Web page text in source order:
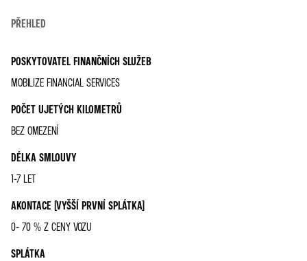
PŘEHLED
POSKYTOVATEL FINANČNÍCH SLUŽEB
MOBILIZE FINANCIAL SERVICES
POČET UJETÝCH KILOMETRŮ
BEZ OMEZENÍ
DÉLKA SMLOUVY
1-7 LET
AKONTACE (VYŠŠÍ PRVNÍ SPLÁTKA)
0- 70 % Z CENY VOZU
SPLÁTKA